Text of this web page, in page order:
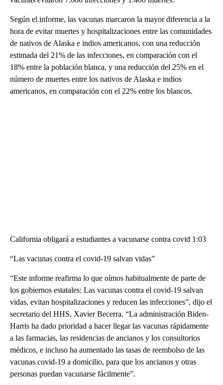
Según el informe, las vacunas marcaron la mayor diferencia a la
hora de evitar muertes y hospitalizaciones entre las comunidades
de nativos de Alaska e indios americanos, con una reducción
estimada del 21% de las infecciones, en comparación con el
18% entre la población blanca, y una reducción del 25% en el
número de muertes entre los nativos de Alaska e indios
americanos, en comparación con el 22% entre los blancos.
California obligará a estudiantes a vacunarse contra covid 1:03
“Las vacunas contra el covid-19 salvan vidas”
“Este informe reafirma lo que oímos habitualmente de parte de
los gobiernos estatales: Las vacunas contra el covid-19 salvan
vidas, evitan hospitalizaciones y reducen las infecciones”, dijo el
secretario del HHS, Xavier Becerra. “La administración Biden-
Harris ha dado prioridad a hacer llegar las vacunas rápidamente
a las farmacias, las residencias de ancianos y los consultorios
médicos, e incluso ha aumentado las tasas de reembolso de las
vacunas covid-19 a domicilio, para que los ancianos y otras
personas puedan vacunarse fácilmente”.